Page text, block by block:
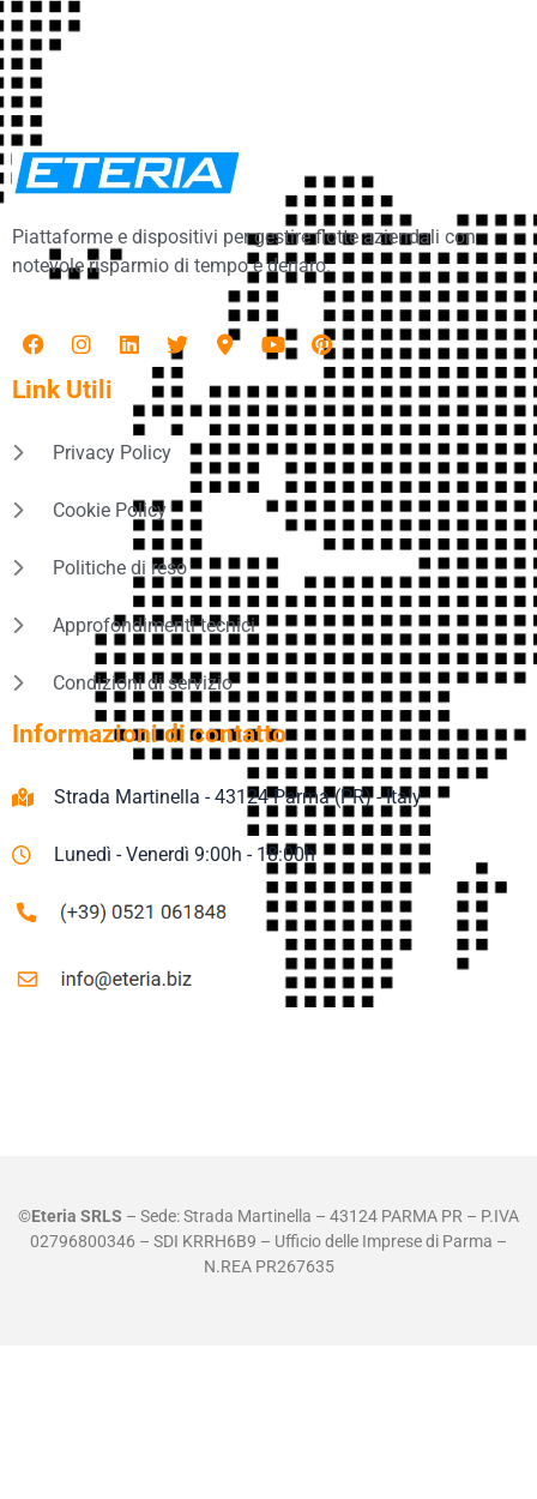
Piattaforme e dispositivi per gestire flotte aziendali con
notevole risparmio di tempo e denaro.
Link Utili
Privacy Policy
Cookie Policy
Politiche di reso
Approfondimenti tecnici
Condizioni di servizio
Informazioni di contatto
Strada Martinella - 43124 Parma (PR) - Italy
Lunedì - Venerdì 9:00h - 18:00h
©Eteria SRLS – Sede: Strada Martinella – 43124 PARMA PR – P.IVA
02796800346 – SDI KRRH6B9 – Ufficio delle Imprese di Parma –
N.REA PR267635